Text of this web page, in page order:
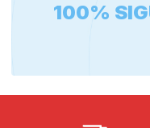
100%